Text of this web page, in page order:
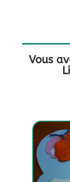
Vous